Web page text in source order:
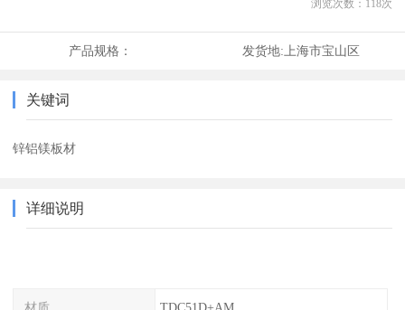
浏览次数： 118次
产品规格： 发货地: 上海市宝山区
关键词
锌铝镁板材
详细说明